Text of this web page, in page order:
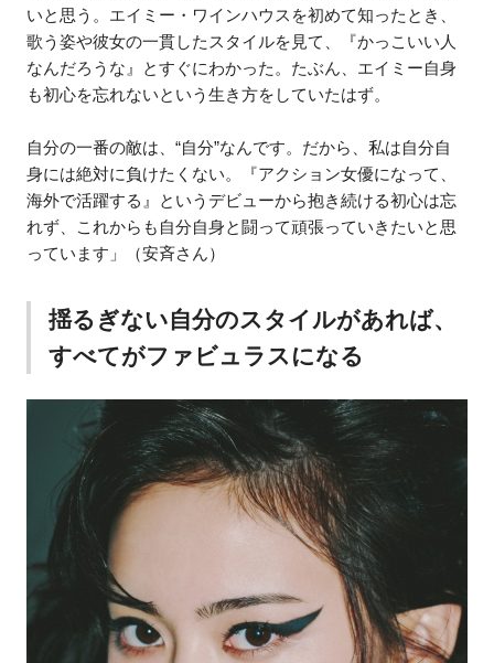
いと思う。エイミー・ワインハウスを初めて知ったとき、
歌う姿や彼女の一貫したスタイルを見て、『かっこいい人
なんだろうな』とすぐにわかった。たぶん、エイミー自身
も初心を忘れないという生き方をしていたはず。
自分の一番の敵は、“自分”なんです。だから、私は自分自
身には絶対に負けたくない。『アクション女優になって、
海外で活躍する』というデビューから抱き続ける初心は忘
れず、これからも自分自身と闘って頑張っていきたいと思
っています」（安斉さん）
揺るぎない自分のスタイルがあれば、
すべてがファビュラスになる